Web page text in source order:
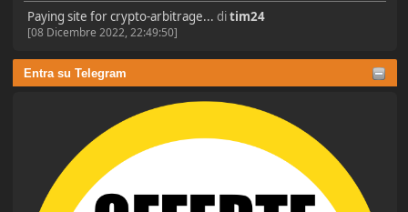
Paying site for crypto-arbitrage... ditim24
[08 Dicembre 2022, 22:49:50]
Entra su Telegram